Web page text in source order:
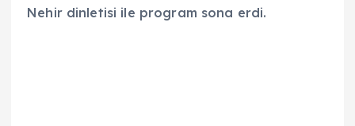
Nehir dinletisi ile program sona erdi.